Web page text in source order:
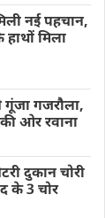
नई पहचान,
मिला
गजरौला,
ओर रवाना
दुकान चोरी
के 3 चोर